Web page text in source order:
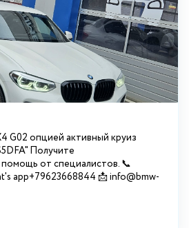
G02 опцией активный круиз
Получите
от специалистов. 📞
app+79623668844 📩 info@bmw-